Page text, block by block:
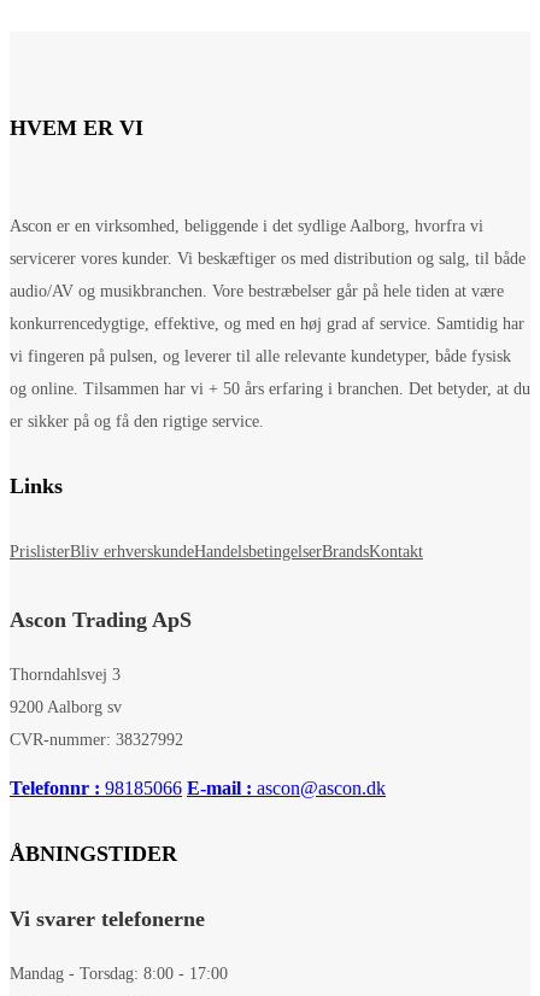
HVEM ER VI
Ascon er en virksomhed, beliggende i det sydlige Aalborg, hvorfra vi
servicerer vores kunder. Vi beskæftiger os med distribution og salg, til både
audio/AV og musikbranchen. Vore bestræbelser går på hele tiden at være
konkurrencedygtige, effektive, og med en høj grad af service. Samtidig har
vi fingeren på pulsen, og leverer til alle relevante kundetyper, både fysisk
og online. Tilsammen har vi + 50 års erfaring i branchen. Det betyder, at du
er sikker på og få den rigtige service.
Links
PrislisterBliv erhverskundeHandelsbetingelserBrandsKontakt
Ascon Trading ApS
Thorndahlsvej 3
9200 Aalborg sv
CVR-nummer: 38327992
Telefonnr : 98185066 E-mail : ascon@ascon.dk
ÅBNINGSTIDER
Vi svarer telefonerne
Mandag - Torsdag: 8:00 - 17:00